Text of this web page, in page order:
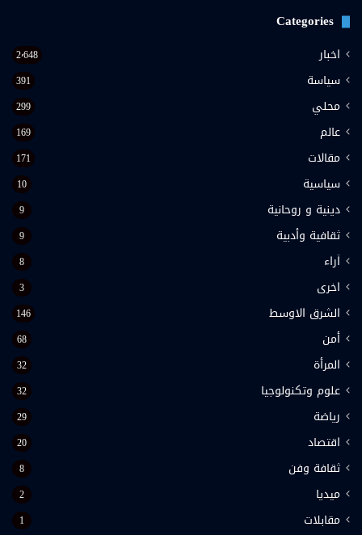
Categories
اخبار 2٬648
سياسة 391
محلي 299
عالم 169
مقالات 171
سياسية 10
دينية و روحانية 9
ثقافية وأدبية 9
اَراء 8
اخرى 3
الشرق الاوسط 146
أمن 68
المرأة 32
علوم وتكنولوجيا 32
رياضة 29
اقتصاد 20
ثقافة وفن 8
ميديا 2
مقابلات 1